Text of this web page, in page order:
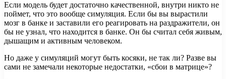
Если модель будет достаточно качественной, внутри никто не
поймет, что это вообще симуляция. Если бы вы вырастили
мозг в банке и заставили его реагировать на раздражители, он
бы не узнал, что находится в банке. Он бы считал себя живым,
дышащим и активным человеком.
Но даже у симуляций могут быть косяки, не так ли? Разве вы
сами не замечали некоторые недостатки, «сбои в матрице»?